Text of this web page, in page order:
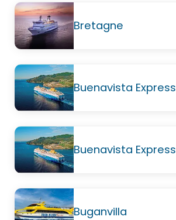
Bretagne
Buenavista Express
Buenavista Express
Buganvilla